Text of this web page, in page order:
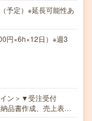
予定）※延長可能性あ
円×6h×12日）※週3
ン＞▼受注受付
品書作成、売上表…